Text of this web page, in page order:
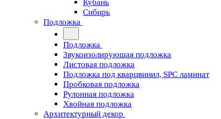
Кубань
Сибирь
Подложка
Подложка
Звукоизолирующая подложка
Листовая подложка
Подложка под кварцвинил, SPC ламинат
Пробковая подложка
Рулонная подложка
Хвойная подложка
Архитектурный декор